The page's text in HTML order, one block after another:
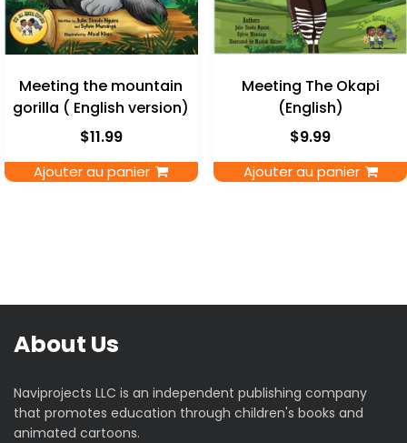
Meeting the mountain
gorilla ( English version)
$11.99
Ajouter au panier
Meeting The Okapi
(English)
$9.99
Ajouter au panier
About Us
Naviprojects LLC is an independent publishing company
that promotes education through children's books and
animated cartoons.